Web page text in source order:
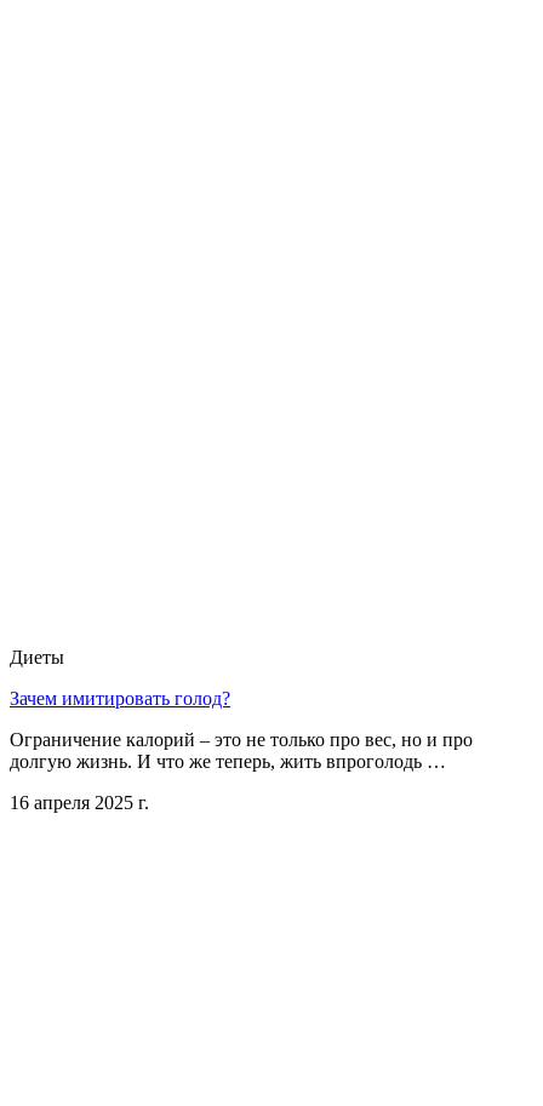
Диеты
Зачем имитировать голод?
Ограничение калорий – это не только про вес, но и про
долгую жизнь. И что же теперь, жить впроголодь …
16 апреля 2025 г.